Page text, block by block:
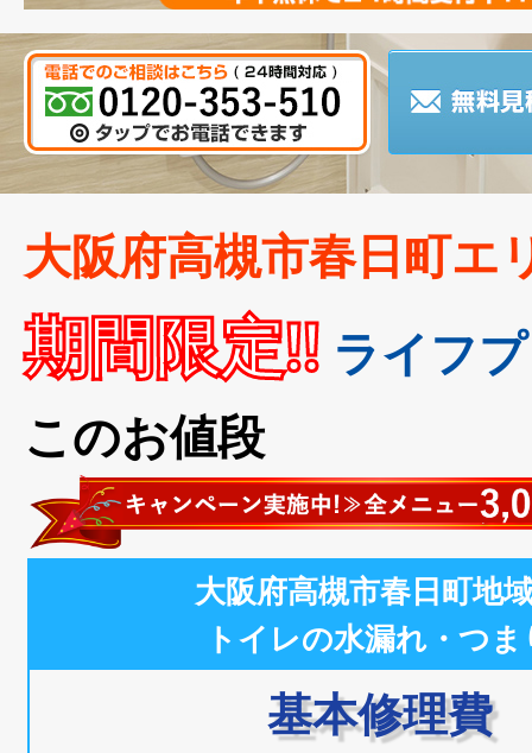
大阪府高槻市春日町エ
期間限定!! ライフ
このお値段
大阪府高槻市春日町地
トイレの水漏れ・つま
基本修理費